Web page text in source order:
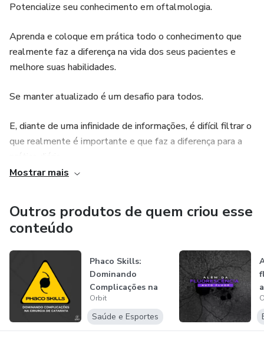
Potencialize seu conhecimento em oftalmologia.
Aprenda e coloque em prática todo o conhecimento que
realmente faz a diferença na vida dos seus pacientes e
melhore suas habilidades.
Se manter atualizado é um desafio para todos.
E, diante de uma infinidade de informações, é difícil filtrar o
que realmente é importante e que faz a diferença para a
learning.
Diagnósticos
Tratamentos
Técnicas cirúrgicas
Mostrar mais
Outros produtos de quem criou esse
conteúdo
Phaco Skills:
Dominando
Complicações na
Cirurgia de
Catarata
Orbit
Saúde e Esportes